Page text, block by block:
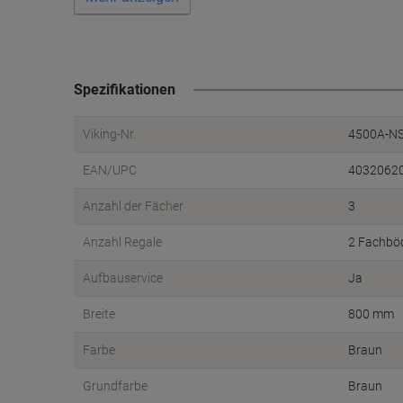
Spezifikationen
Viking-Nr. 4500A-
EAN/UPC
Anzahl der Fächer 3
Anzahl Regale 2
Aufbauservice Ja
Breite 800 mm
Farbe Braun
Grundfarbe Braun